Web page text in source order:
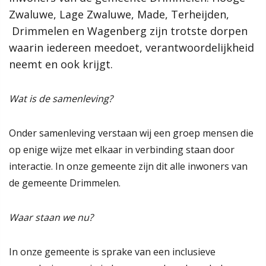
Proces
Hoe werkt de website?
Rol van de gemeente
Contact
Gebieden
Drimmelen
Hooge Zwaluwe
Thema's
Zwaluwe, Lage Zwaluwe, Made, Terheijden,
Drimmelen en Wagenberg zijn trotste dorpen
waarin iedereen meedoet, verantwoordelijkheid
neemt en ook krijgt.
Lees verder
Zwaluwe, Lage Zwaluwe, Made, Terheijden,
Drimmelen en Wagenberg zijn trotste dorpen
waarin iedereen meedoet, verantwoordelijkheid
neemt en ook krijgt.
Wat is de samenleving?
Onder samenleving verstaan wij een groep mensen die
op enige wijze met elkaar in verbinding staan door
interactie. In onze gemeente zijn dit alle inwoners van
de gemeente Drimmelen.
Waar staan we nu?
In onze gemeente is sprake van een inclusieve